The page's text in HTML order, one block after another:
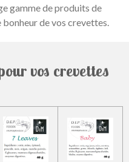
gamme de produits de
de vos crevettes.
vos crevettes